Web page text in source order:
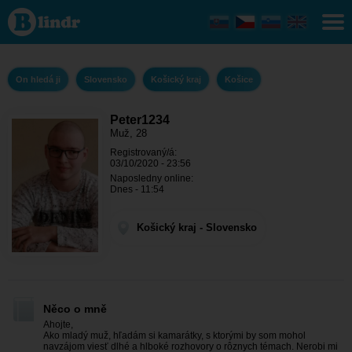
Peter1234
- On
hledá ji
Košický
Košice
On hledá ji Slovensko Košický kraj Košice
Peter1234
Muž, 28
Registrovaný/á:
03/10/2020 - 23:56
Naposledny online:
Dnes - 11:54
Košický kraj - Slovensko
Něco o mně
Ahojte,
Ako mladý muž, hľadám si kamarátky, s ktorými by som mohol
navzájom viesť dlhé a hlboké rozhovory o rôznych témach. Nerobi mi